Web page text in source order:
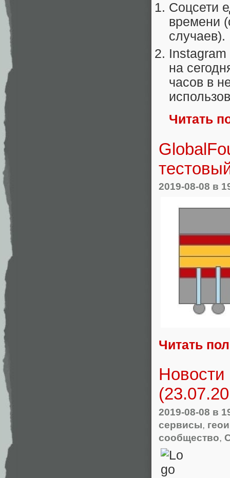
Соцсети
времени
случаев).
на
часов в
Читать
2019-08-08 в
Читать
2019-08-08 в
сервисы,
сообщество,